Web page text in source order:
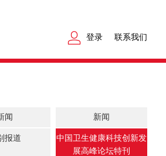
登录 联系我们
闻 新闻
报道
中国卫生健康科技创新发
展高峰论坛特刊